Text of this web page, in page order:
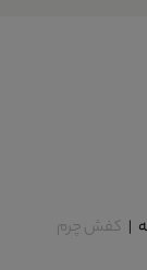
| کفش چرم